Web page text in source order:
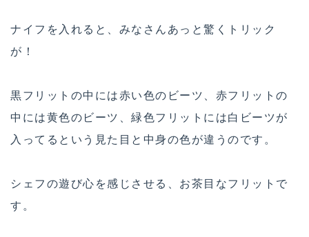
ナイフを入れると、みなさんあっと驚くトリック
が！
黒フリットの中には赤い色のビーツ、赤フリットの
中には黄色のビーツ、緑色フリットには白ビーツが
入ってるという見た目と中身の色が違うのです。
シェフの遊び心を感じさせる、お茶目なフリットで
す。